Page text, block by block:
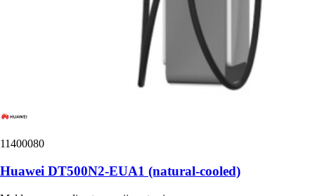
11400080
Huawei DT500N2-EUA1 (natural-cooled)